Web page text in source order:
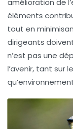
amélioration de
éléments
tout en
dirigeants
n’est pas une
l’avenir, tant sur